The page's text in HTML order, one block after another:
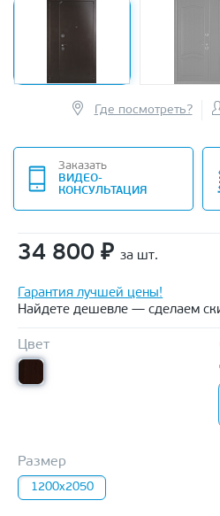
Где посмотреть?
Заказать
ВИДЕО-
КОНСУЛЬТАЦИЯ
34 800 ₽ за шт.
Гарантия лучшей цены!
Найдете дешевле — сделаем
Цвет
Размер
1200х2050